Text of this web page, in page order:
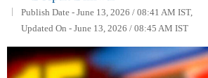
Publish Date - June 13, 2026 / 08:41 AM IST,
Updated On - June 13, 2026 / 08:45 AM IST